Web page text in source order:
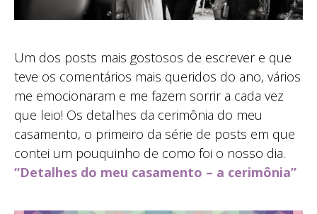
Um dos posts mais gostosos de escrever e que
teve os comentários mais queridos do ano, vários
me emocionaram e me fazem sorrir a cada vez
que leio! Os detalhes da cerimônia do meu
casamento, o primeiro da série de posts em que
contei um pouquinho de como foi o nosso dia.
“Detalhes do meu casamento – a cerimônia”